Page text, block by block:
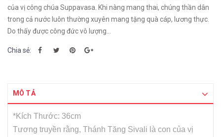
của vị công chúa Suppavasa. Khi nàng mang thai, chúng thần dân
trong cả nước luôn thường xuyên mang tặng quà cáp, lương thực.
Do thấy được công đức vô lượng...
Chia sẻ:
MÔ TẢ
*Kích Thước: 36cm
Tương truyền rằng, Thánh Tăng Sivali là con của vị